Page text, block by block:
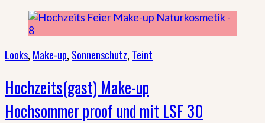
Looks, Make-up, Sonnenschutz, Teint
Hochzeits(gast) Make-up
Hochsommer proof und mit LSF 30